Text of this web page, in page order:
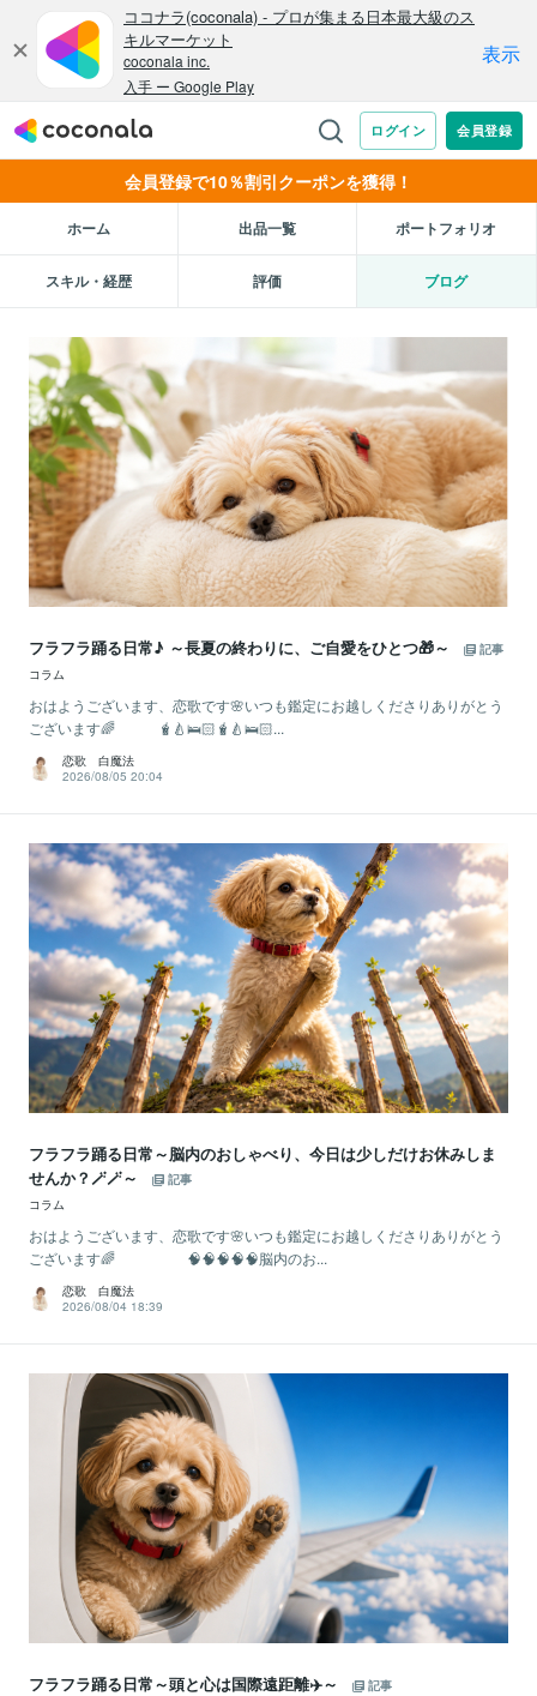
会員登録で10％割引クーポンを獲得！
ホーム 出品一覧 ポートフォリオ
スキル・経歴 評価 ブログ
フラフラ踊る日常♪ ～長夏の終わりに、ご自愛をひとつ🎁～
記事
コラム
おはようございます、恋歌です🌸いつも鑑定にお越しくださりありがとう
ございます🌈 🧋🍐🛌🏻🧋🍐🛌🏻...
恋歌 白魔法
2026/08/05 20:04
フラフラ踊る日常～脳内のおしゃべり、今日は少しだけお休みしま
せんか？🪄🪄～
記事
コラム
おはようございます、恋歌です🌸いつも鑑定にお越しくださりありがとう
ございます🌈 🧠🧠🧠🧠🧠脳内のお...
恋歌 白魔法
2026/08/04 18:39
フラフラ踊る日常～頭と心は国際遠距離✈️～
記事